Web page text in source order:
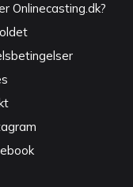
Onlinecasting.dk?